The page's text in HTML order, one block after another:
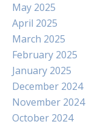
May 2025
April 2025
March 2025
February 2025
January 2025
December 2024
November 2024
October 2024